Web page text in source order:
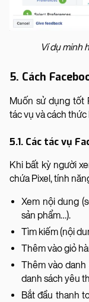
Ví dụ minh
5. Cách
Muốn sử dụng tốt
tác vụ và cách
5.1. Các tác vụ
Khi bất kỳ người
chứa Pixel, tính
Xem nội dung
sản phẩm…).
Tìm kiếm (nội
Thêm vào giỏ
Thêm vào
danh sách yêu
Bắt đầu thanh